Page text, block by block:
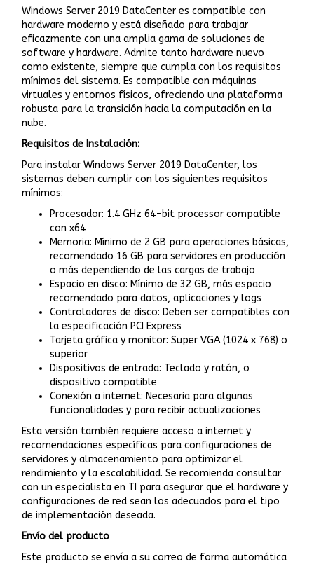
Windows Server 2019 DataCenter es compatible con
hardware moderno y está diseñado para trabajar
eficazmente con una amplia gama de soluciones de
software y hardware. Admite tanto hardware nuevo
como existente, siempre que cumpla con los requisitos
mínimos del sistema. Es compatible con máquinas
virtuales y entornos físicos, ofreciendo una plataforma
robusta para la transición hacia la computación en la
nube.
Requisitos de Instalación:
Para instalar Windows Server 2019 DataCenter, los
sistemas deben cumplir con los siguientes requisitos
mínimos:
Procesador: 1.4 GHz 64-bit processor compatible
con x64
Memoria: Mínimo de 2 GB para operaciones básicas,
recomendado 16 GB para servidores en producción
o más dependiendo de las cargas de trabajo
Espacio en disco: Mínimo de 32 GB, más espacio
recomendado para datos, aplicaciones y logs
Controladores de disco: Deben ser compatibles con
la especificación PCI Express
Tarjeta gráfica y monitor: Super VGA (1024 x 768) o
superior
Dispositivos de entrada: Teclado y ratón, o
dispositivo compatible
Conexión a internet: Necesaria para algunas
funcionalidades y para recibir actualizaciones
Esta versión también requiere acceso a internet y
recomendaciones específicas para configuraciones de
servidores y almacenamiento para optimizar el
rendimiento y la escalabilidad. Se recomienda consultar
con un especialista en TI para asegurar que el hardware y
configuraciones de red sean los adecuados para el tipo
de implementación deseada.
Envío del producto
Este producto se envía a su correo de forma automática